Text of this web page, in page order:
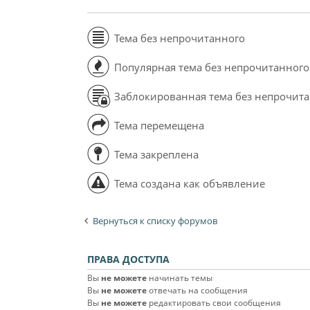
Тема без непрочитанного
Популярная тема без непрочитанного
Заблокированная тема без
Тема перемещена
Тема закреплена
Тема создана как объявление
Вернуться к списку форумов
ПРАВА ДОСТУПА
Вы не можете начинать темы
Вы не можетеотвечать на сообщения
Вы не можете редактировать свои сообщения